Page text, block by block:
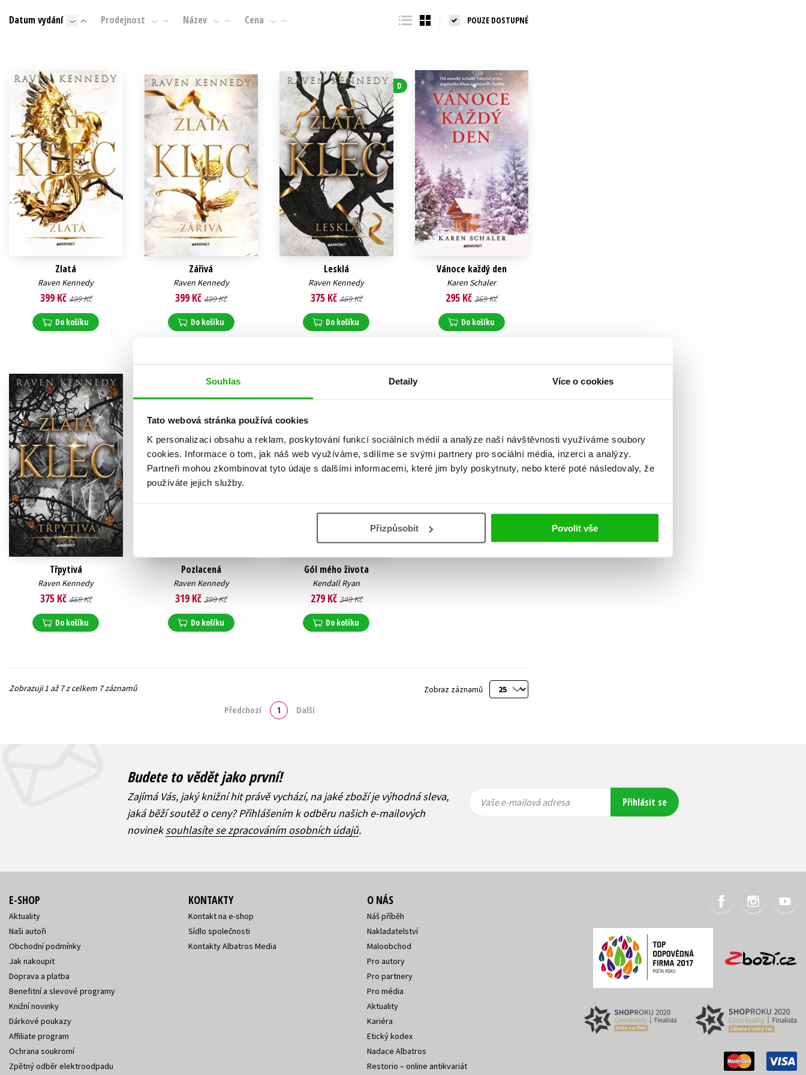
Souhlas Detaily Více o cookies
Tato webová stránka používá cookies
K personalizaci obsahu a reklam, poskytování funkcí sociálních médií a analýze naší návštěvnosti využíváme soubory
cookies. Informace o tom, jak náš web využíváme, sdílíme se svými partnery pro sociální média, inzerci a analýzy.
Partneři mohou zkombinovat tyto údaje s dalšími informacemi, které jim byly poskytnuty, nebo které poté následovaly, že
používáte jejich služby.
Přizpůsobit Povolit vše
Beletrie pro děti
Byznys a ekonomie
Jazyky
Komiks
Populárně - naučné pro děti
Příroda a zahrada
Young adult (SK)
Všechny tituly
Datum vydání Prodejnost Název Cena POUZE DOSTUPNÉ
Zlatá
Raven Kennedy
399 Kč 499 Kč
Do košíku
Zářivá
Raven Kennedy
399 Kč499 Kč
Do košíku
D
Lesklá
Raven Kennedy
375 Kč 469 Kč
Do košíku
Vánoce každý den
Karen Schaler
295 Kč369 Kč
Do košíku
Třpytivá
Raven Kennedy
375 Kč 469 Kč
Do košíku
Pozlacená
Raven Kennedy
319 Kč399 Kč
Do košíku
Gól mého života
Kendall Ryan
279 Kč 349 Kč
Do košíku
Zobraz záznamů
Zobrazuji 1 až 7 z celkem 7 záznamů
Předchozí 1 Další
Budete to vědět jako první!
Zajímá Vás, jaký knižní hit právě vychází, na jaké zboží je výhodná sleva,
jaká běží soutěž o ceny? Přihlášením k odběru našich e-mailových
novineksouhlasíte se zpracováním osobních údajů.
Vaše e-
mailová
Vaše e-
mailová
Vaše e-mailová adresa Přihlásit se
E-SHOP
Aktuality
Naši autoři
Obchodní podmínky
Jak nakoupit
Doprava a platba
Benefitní a slevové programy
Knižní novinky
Dárkové poukazy
Affiliate program
Ochrana soukromí
Zpětný odběr elektroodpadu
KONTAKTY
Kontakt na e-shop
Sídlo společnosti
Kontakty Albatros Media
O NÁS
Náš příběh
Nakladatelství
Maloobchod
Pro autory
Pro partnery
Pro média
Aktuality
Kariéra
Etický kodex
Nadace Albatros
Restorio – online antikvariát